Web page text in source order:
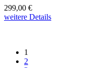
299,00 €
weitere Details
1
2